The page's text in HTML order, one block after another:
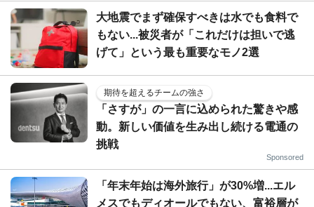
大地震でまず確保すべきは水でも食料で
もない...被災者が「これだけは担いで逃
げて」という最も重要なモノ2選
期待を超えるチームの強さ
「さすが」の一言に込められた驚きや感
動。新しい価値を生み出し続ける電通の
挑戦
Sponsored
「年末年始は海外旅行」が30%増...エル
メスでもディオールでもない、富裕層が